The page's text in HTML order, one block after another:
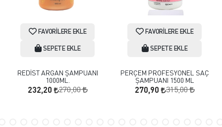
FAVORILERE EKLE
SEPETE EKLE
REDİST ARGAN ŞAMPUANI
1000ML.
232,20 270,00
FAVORILERE EKLE
SEPETE EKLE
PERÇEM PROFESYONEL SAÇ
ŞAMPUANI 1500 ML
270,90 315,00